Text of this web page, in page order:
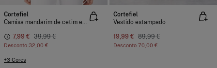
Cortefiel
Camisa mandarim de cetim estampada
7,99 € 39,99 €
Desconto 32,00 €
+3 Cores
Cortefiel
Vestido estampado
19,99 € 89,99 €
Desconto 70,00 €